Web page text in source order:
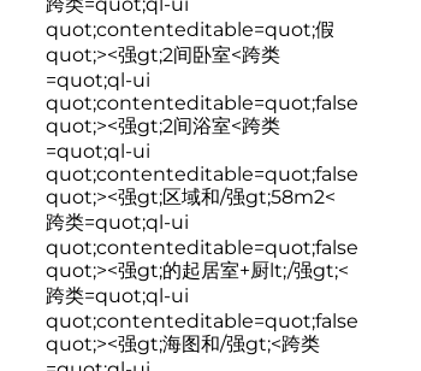
quot;contenteditable=quot;假
quot;><强gt;2间卧室<跨类
=quot;ql-ui
quot;contenteditable=quot;false
quot;><强gt;2间浴室<跨类
=quot;ql-ui
quot;contenteditable=quot;false
quot;><强gt;区域和/强gt;58m2<
跨类=quot;ql-ui
quot;contenteditable=quot;false
quot;><强gt;的起居室+厨lt;/强gt;<
跨类=quot;ql-ui
quot;contenteditable=quot;false
quot;><强gt;海图和/强gt;<跨类